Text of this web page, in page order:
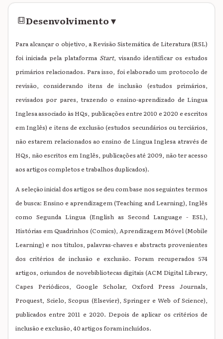
Desenvolvimento▾
Para alcançar o objetivo, a Revisão Sistemática de Literatura (RSL)
foi iniciada pela plataforma Start, visando identificar os estudos
primários relacionados. Para isso, foi elaborado um protocolo de
revisão, considerando itens de inclusão (estudos primários,
revisados por pares, trazendo o ensino-aprendizado de Língua
Inglesa associado às HQs, publicações entre 2010 e 2020 e escritos
em Inglês) e itens de exclusão (estudos secundários ou terciários,
não estarem relacionados ao ensino de Língua Inglesa através de
HQs, não escritos em Inglês, publicações até 2009, não ter acesso
aos artigos completos e trabalhos duplicados).
A seleção inicial dos artigos se deu com base nos seguintes termos
de busca: Ensino e aprendizagem (Teaching and Learning), Inglês
como Segunda Língua (English as Second Language - ESL),
Histórias em Quadrinhos (Comics), Aprendizagem Móvel (Mobile
Learning) e nos títulos, palavras-chaves e abstracts provenientes
dos critérios de inclusão e exclusão. Foram recuperados 574
artigos, oriundos de novebibliotecas digitais (ACM Digital Library,
Capes Periódicos, Google Scholar, Oxford Press Journals,
Proquest, Scielo, Scopus (Elsevier), Springer e Web of Science),
publicados entre 2011 e 2020. Depois de aplicar os critérios de
inclusão e exclusão, 40 artigos foram incluídos.